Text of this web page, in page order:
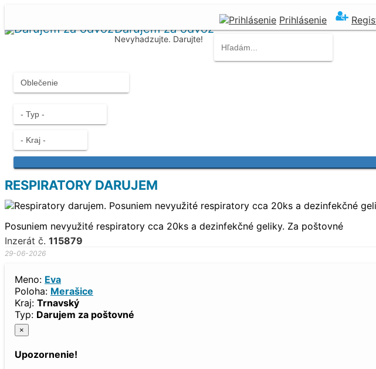
Prihlásenie
Darujem za odvoz
Nevyhadzujte. Darujte!
RESPIRATORY DARUJEM
Posuniem nevyužité respiratory cca 20ks a dezinfekčné geliky. Za poštovné
Inzerát č. 115879
29-06-2026
Meno: Eva
Poloha: Merašice
Kraj: Trnavský
Typ: Darujem za poštovné
×
Upozornenie!